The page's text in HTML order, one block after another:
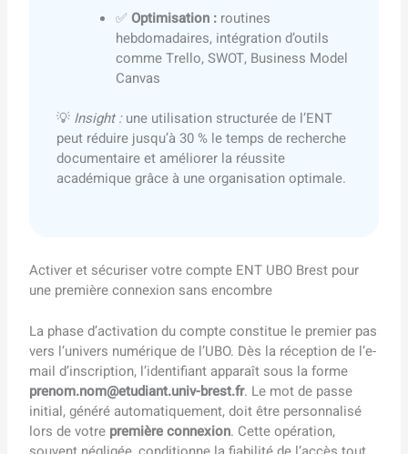
✅Optimisation : routines
hebdomadaires, intégration d’outils
comme Trello, SWOT, Business Model
Canvas
💡 Insight :une utilisation structurée de l’ENT
peut réduire jusqu’à 30 % le temps de recherche
documentaire et améliorer la réussite
académique grâce à une organisation optimale.
Activer et sécuriser votre compte ENT UBO Brest pour
une première connexion sans encombre
La phase d’activation du compte constitue le premier pas
vers l’univers numérique de l’UBO. Dès la réception de l’e-
mail d’inscription, l’identifiant apparaît sous la forme
prenom.nom@etudiant.univ-brest.fr. Le mot de passe
initial, généré automatiquement, doit être personnalisé
lors de votre première connexion. Cette opération,